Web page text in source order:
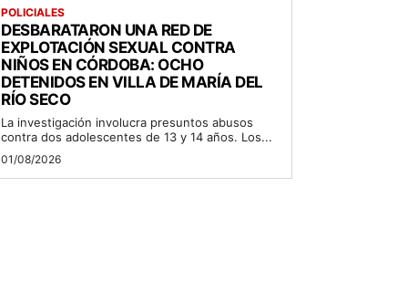
POLICIALES
DESBARATARON UNA RED DE
EXPLOTACIÓN SEXUAL CONTRA
NIÑOS EN CÓRDOBA: OCHO
DETENIDOS EN VILLA DE MARÍA DEL
RÍO SECO
La investigación involucra presuntos abusos
contra dos adolescentes de 13 y 14 años. Los...
01/08/2026